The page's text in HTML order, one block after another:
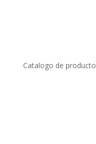
Catalogo de